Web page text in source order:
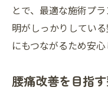
とで、最適な施術プ
明がしっかりしてい
にもつながるため安心
腰痛改善を目指